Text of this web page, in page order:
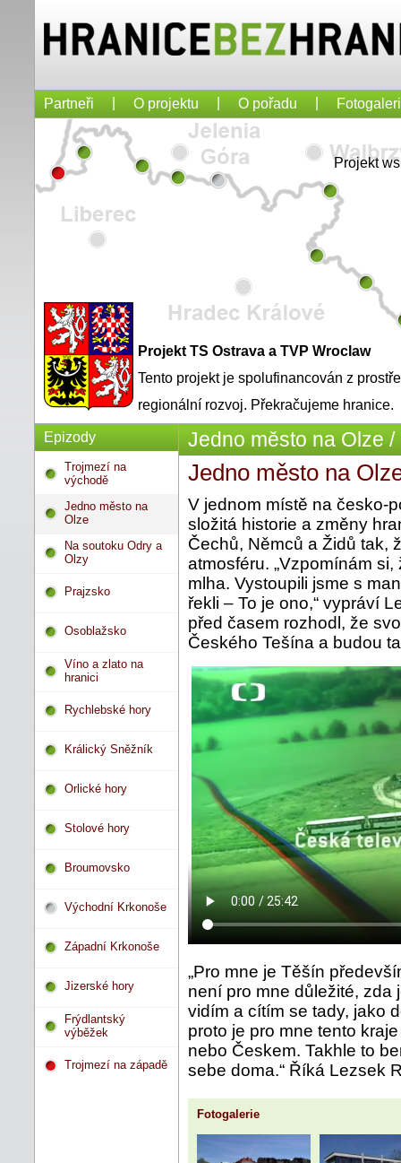
Partneři O projektu O pořadu
Projekt
Projekt TS Ostrava a TVP Wroclaw
Tento projekt je spolufinancován z
regionální rozvoj. Překračujeme hranice.
Epizody
Trojmezí na
východě
Jedno město na
Olze
Na soutoku Odry a
Olzy
Prajzsko
Osoblažsko
Víno a zlato na
hranici
Rychlebské hory
Králický Sněžník
Orlické hory
Stolové hory
Broumovsko
Východní Krkonoše
Západní Krkonoše
Jizerské hory
Frýdlantský
výběžek
Trojmezí na západě
Jedno město na Olze
Jedno město na
V jednom místě na česko-
složitá historie a změny
Čechů, Němců a Židů tak,
atmosféru. „Vzpomínám
mlha. Vystoupili jsme s
řekli – To je ono,“ vypráví
před časem rozhodl, že
Českého Tešína a budou
„Pro mne je Těšín
není pro mne důležité, zda
vidím a cítím se tady, jako
proto je pro mne tento
nebo Českem. Takhle to
sebe doma.“ Říká Lezsek
Fotogalerie